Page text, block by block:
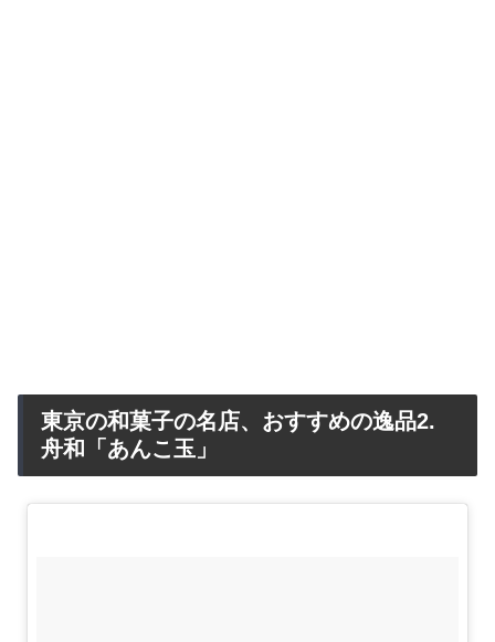
東京の和菓子の名店、おすすめの逸品2.
舟和「あんこ玉」